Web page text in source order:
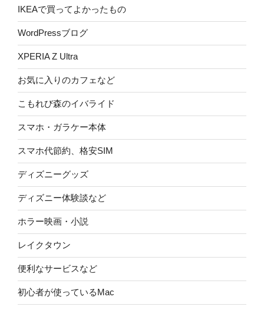
IKEAで買ってよかったもの
WordPressブログ
XPERIA Z Ultra
お気に入りのカフェなど
こもれび森のイバライド
スマホ・ガラケー本体
スマホ代節約、格安SIM
ディズニーグッズ
ディズニー体験談など
ホラー映画・小説
レイクタウン
便利なサービスなど
初心者が使っているMac